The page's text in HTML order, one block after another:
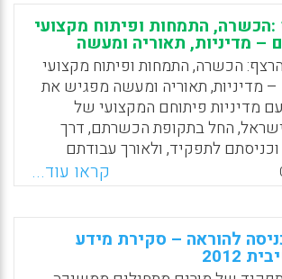
המקצועי. מאמר זה מציג את
על שלב הכניסה להוראה
של תחרות סיפורי מתמחים –
שמקיים האגף להתמחות
להוראה במשרד החינוך ( אורנה
Facebook
Email
X
התמחות ופיתוח מקצועי
– מדיניות, תאוריה ומעשה
הכשרה, התמחות ופיתוח מקצועי
מדיניות, תאוריה ומעשה מפגיש את
מדיניות פיתוחם המקצועי של
החל בתקופת הכשרתם, דרך
לתפקיד, ולאורך עבודתם
תפקיד המורה נותר עמוד התווך
החינוך. עם זאת הפנים המשתנות של
בארץ ובעולם לרבות תפקידו של
מחייבות חשיבה מחודשת על אודות
והפיתוח המקצועי של מורים.
להציג ולבחון את התפיסה בדבר
קראו עוד...
להוראה – סקירת מידע
2012